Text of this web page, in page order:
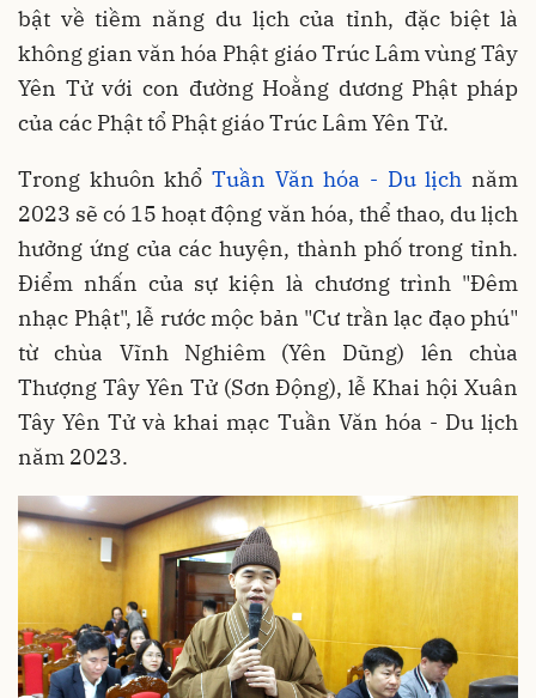
bật về tiềm năng du lịch của tỉnh, đặc biệt là
không gian văn hóa Phật giáo Trúc Lâm vùng Tây
Yên Tử với con đường Hoằng dương Phật pháp
của các Phật tổ Phật giáo Trúc Lâm Yên Tử.
Trong khuôn khổ Tuần Văn hóa - Du lịch năm
2023 sẽ có 15 hoạt động văn hóa, thể thao, du lịch
hưởng ứng của các huyện, thành phố trong tỉnh.
Điểm nhấn của sự kiện là chương trình "Đêm
nhạc Phật", lễ rước mộc bản "Cư trần lạc đạo phú"
từ chùa Vĩnh Nghiêm (Yên Dũng) lên chùa
Thượng Tây Yên Tử (Sơn Động), lễ Khai hội Xuân
Tây Yên Tử và khai mạc Tuần Văn hóa - Du lịch
năm 2023.